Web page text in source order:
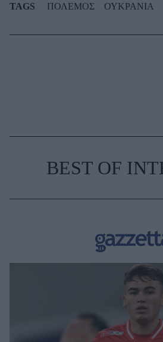
TAGS ΠΟΛΕΜΟΣ ΟΥΚΡΑΝΙΑ
BEST OF